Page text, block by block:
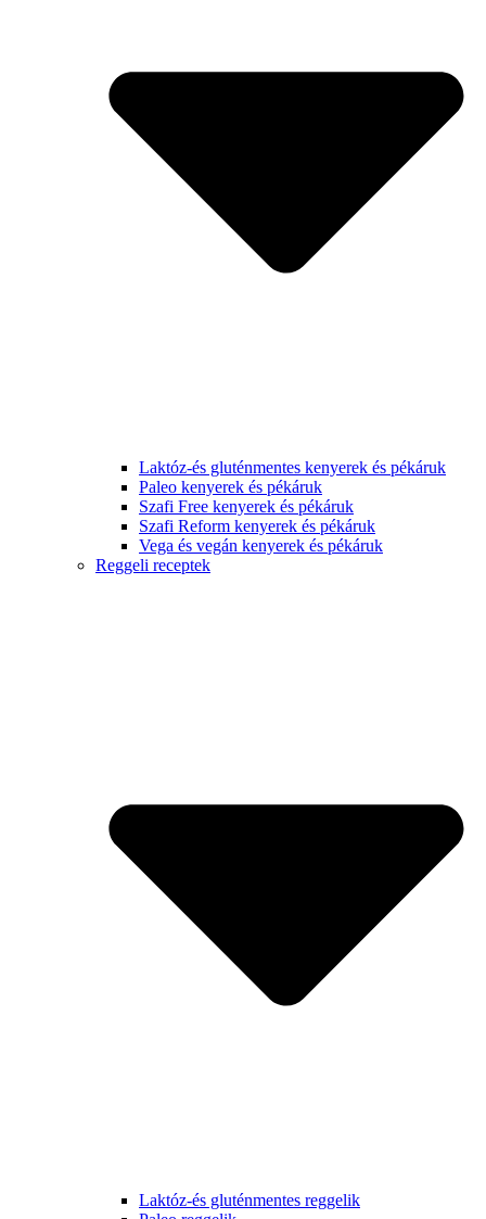
Laktóz-és gluténmentes kenyerek és pékáruk
Paleo kenyerek és pékáruk
Szafi Free kenyerek és pékáruk
Szafi Reform kenyerek és pékáruk
Vega és vegán kenyerek és pékáruk
Reggeli receptek
Laktóz-és gluténmentes reggelik